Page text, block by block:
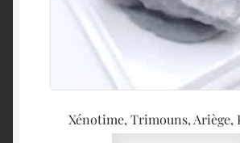
Xénotime, Trimouns, Ariège,